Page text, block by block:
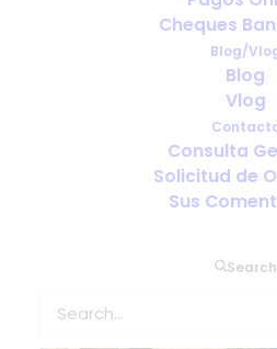
Cheques
Blog/
Blog
Vlog
Consulta
Solicitud de
Sus
Search
¿Cuánto oxígeno
realmente para
(Y por qué la gente